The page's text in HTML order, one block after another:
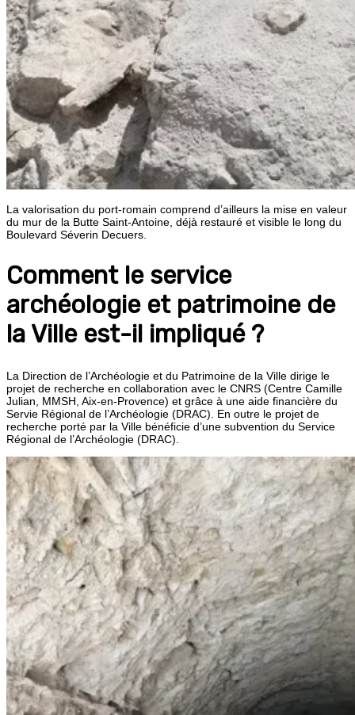
La valorisation du port-romain comprend d’ailleurs la mise en valeur
du mur de la Butte Saint-Antoine, déjà restauré et visible le long du
Boulevard Séverin Decuers.
Comment le service
archéologie et patrimoine de
la Ville est-il impliqué ?
La Direction de l’Archéologie et du Patrimoine de la Ville dirige le
projet de recherche en collaboration avec le CNRS (Centre Camille
Julian, MMSH, Aix-en-Provence) et grâce à une aide financière du
Servie Régional de l’Archéologie (DRAC). En outre le projet de
recherche porté par la Ville bénéficie d’une subvention du Service
Régional de l’Archéologie (DRAC).